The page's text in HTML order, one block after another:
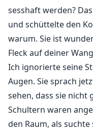
sesshaft werden?
und schüttelte den
warum. Sie ist
Fleck auf deiner
Ich ignorierte seine
Augen. Sie sprach
sehen, dass sie nicht
Schultern waren
den Raum, als